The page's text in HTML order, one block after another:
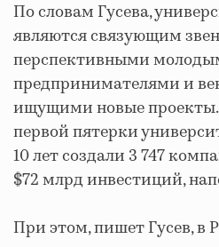
По словам Гусева,
являются связующим
перспективными
предпринимателями и
ищущими новые
первой пятерки
10 лет создали 3 747
$72 млрд инвестиций,
При этом, пишет Гусев, в